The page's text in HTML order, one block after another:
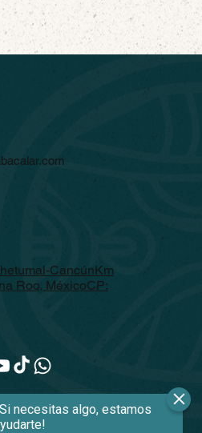
Términos y condiciones
CancúnKm
Roo, MéxicoCP: